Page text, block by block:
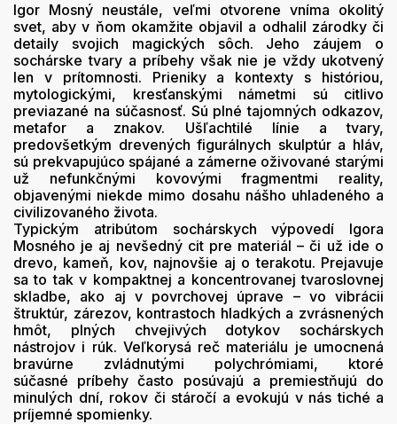
Igor Mosný neustále, veľmi otvorene vníma okolitý
svet, aby v ňom okamžite objavil a odhalil zárodky či
detaily svojich magických sôch. Jeho záujem o
sochárske tvary a príbehy však nie je vždy ukotvený
len v prítomnosti. Prieniky a kontexty s históriou,
mytologickými, kresťanskými námetmi sú citlivo
previazané na súčasnosť. Sú plné tajomných odkazov,
metafor a znakov. Ušľachtilé línie a tvary,
predovšetkým drevených figurálnych skulptúr a hláv,
sú prekvapujúco spájané a zámerne oživované starými
už nefunkčnými kovovými fragmentmi reality,
objavenými niekde mimo dosahu nášho uhladeného a
civilizovaného života.
Typickým atribútom sochárskych výpovedí Igora
Mosného je aj nevšedný cit pre materiál – či už ide o
drevo, kameň, kov, najnovšie aj o terakotu. Prejavuje
sa to tak v kompaktnej a koncentrovanej tvaroslovnej
skladbe, ako aj v povrchovej úprave – vo vibrácii
štruktúr, zárezov, kontrastoch hladkých a zvrásnených
hmôt, plných chvejivých dotykov sochárskych
nástrojov i rúk. Veľkorysá reč materiálu je umocnená
bravúrne zvládnutými polychrómiami, ktoré
súčasné príbehy často posúvajú a premiestňujú do
minulých dní, rokov či stáročí a evokujú v nás tiché a
príjemné spomienky.